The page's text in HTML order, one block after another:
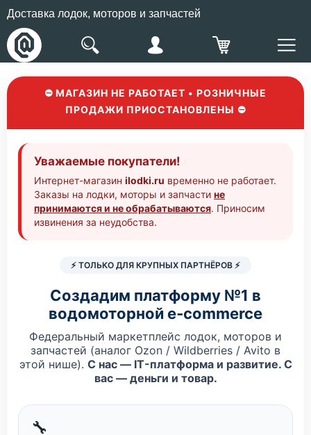
Доставка лодок, моторов и запчастей
⛔ МАГАЗИН НЕ РАБОТАЕТ • РОЗНИЧНЫЕ
ПРОДАЖИ ПРИОСТАНОВЛЕНЫ ⛔
Уважаемые покупатели!
Интернет-магазин ilodki.ru временно не работает.
Заказы на лодки, моторы и запчасти не
принимаются и не обрабатываются. Приносим
извинения за неудобства.
⚡ ТОЛЬКО ДЛЯ КРУПНЫХ ПАРТНЁРОВ ⚡
Создадим платформу №1 в
водомоторной e‑commerce
Федеральный маркетплейс лодок, моторов и
запчастей (аналог Ozon / Wildberries / Avito в
этой нише). С нас — IT-платформа и развитие. С
вас — деньги и товар.
🔧